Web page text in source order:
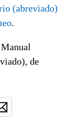
(abreviado)
.
de